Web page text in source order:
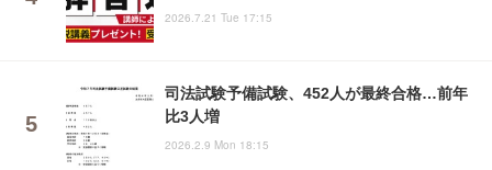
2026.7.21 Tue 17:15
司法試験予備試験、452人が最終合格…前年
比3人増
2026.2.9 Mon 18:15